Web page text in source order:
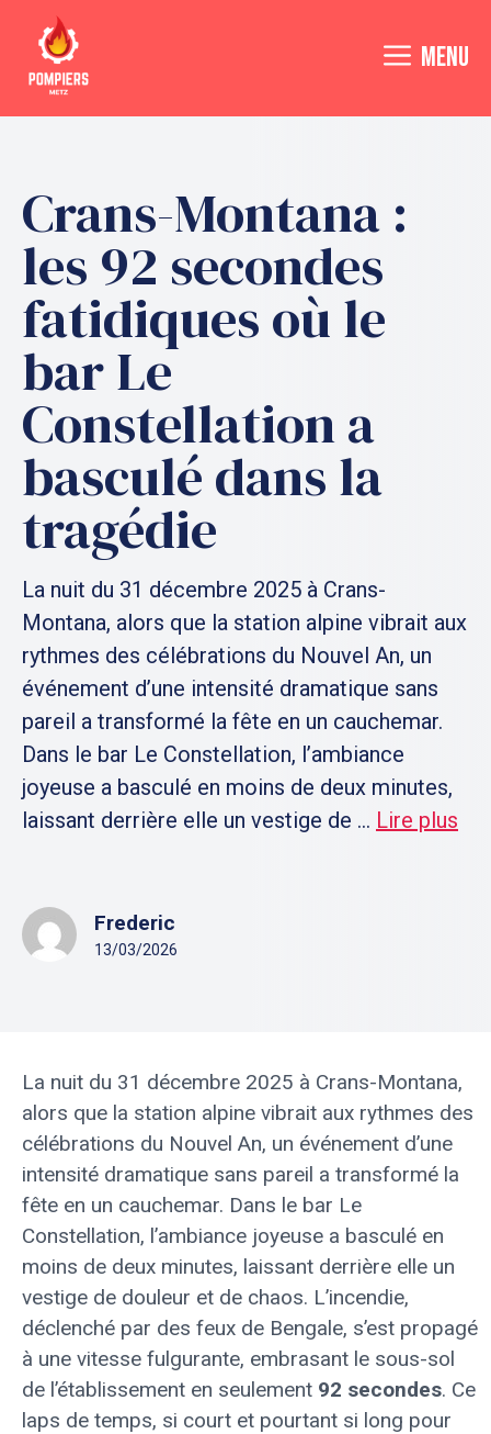
contenu
MENU
Crans-Montana :
les 92 secondes
fatidiques où le
bar Le
Constellation a
basculé dans la
tragédie
La nuit du 31 décembre 2025 à Crans-
Montana, alors que la station alpine vibrait aux
rythmes des célébrations du Nouvel An, un
événement d’une intensité dramatique sans
pareil a transformé la fête en un cauchemar.
Dans le bar Le Constellation, l’ambiance
joyeuse a basculé en moins de deux minutes,
laissant derrière elle un vestige de ... Lire plus
Frederic
13/03/2026
La nuit du 31 décembre 2025 à Crans-Montana,
alors que la station alpine vibrait aux rythmes des
célébrations du Nouvel An, un événement d’une
intensité dramatique sans pareil a transformé la
fête en un cauchemar. Dans le bar Le
Constellation, l’ambiance joyeuse a basculé en
moins de deux minutes, laissant derrière elle un
vestige de douleur et de chaos. L’incendie,
déclenché par des feux de Bengale, s’est propagé
à une vitesse fulgurante, embrasant le sous-sol
de l’établissement en seulement 92 secondes. Ce
laps de temps, si court et pourtant si long pour